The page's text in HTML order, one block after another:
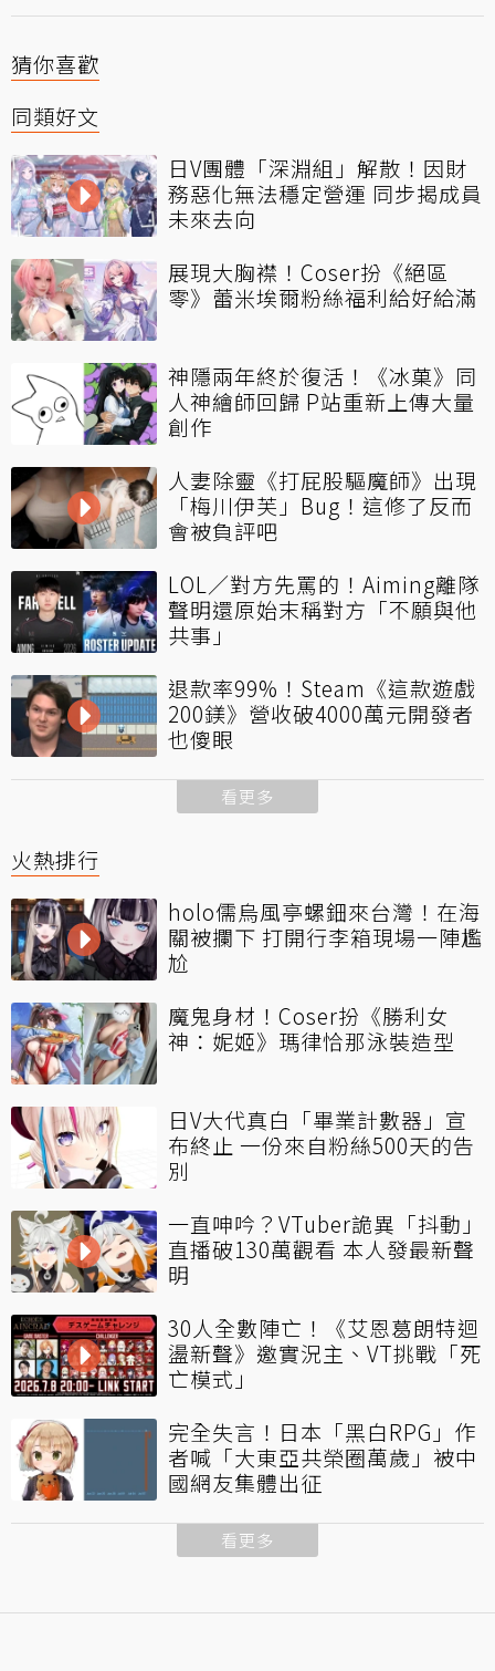
猜你喜歡
同類好文
日V團體「深淵組」解散！因財
務惡化無法穩定營運 同步揭成員
未來去向
展現大胸襟！Coser扮《絕區
零》蕾米埃爾粉絲福利給好給滿
神隱兩年終於復活！《冰菓》同
人神繪師回歸 P站重新上傳大量
創作
人妻除靈《打屁股驅魔師》出現
「梅川伊芙」Bug！這修了反而
會被負評吧
LOL／對方先罵的！Aiming離隊
聲明還原始末稱對方「不願與他
共事」
退款率99%！Steam《這款遊戲
200鎂》營收破4000萬元開發者
也傻眼
看更多
火熱排行
holo儒烏風亭螺鈿來台灣！在海
關被攔下 打開行李箱現場一陣尷
尬
魔鬼身材！Coser扮《勝利女
神：妮姬》瑪律恰那泳裝造型
日V大代真白「畢業計數器」宣
布終止 一份來自粉絲500天的告
別
一直呻吟？VTuber詭異「抖動」
直播破130萬觀看 本人發最新聲
明
30人全數陣亡！《艾恩葛朗特迴
盪新聲》邀實況主、VT挑戰「死
亡模式」
完全失言！日本「黑白RPG」作
者喊「大東亞共榮圈萬歲」被中
國網友集體出征
看更多